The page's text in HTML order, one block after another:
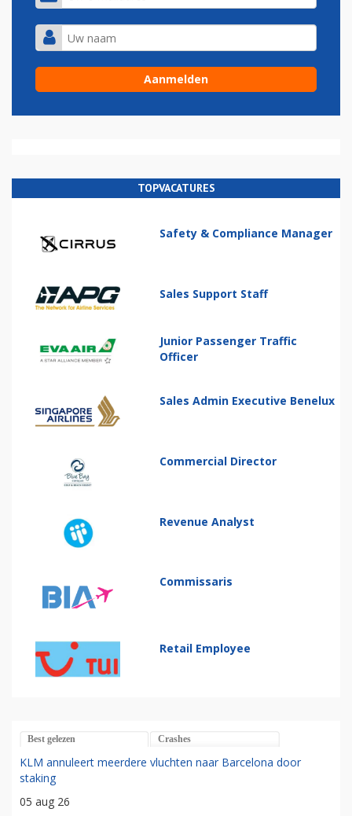
TOPVACATURES
Safety & Compliance Manager
Sales Support Staff
Junior Passenger Traffic
Officer
Sales Admin Executive Benelux
Commercial Director
Revenue Analyst
Commissaris
Retail Employee
Best gelezen Crashes
KLM annuleert meerdere vluchten naar Barcelona door
staking
05 aug 26